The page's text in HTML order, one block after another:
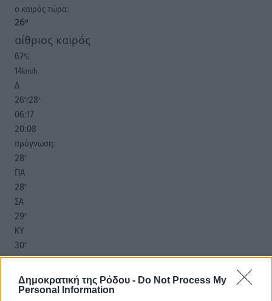
Δημοκρατική της Ρόδου - Do Not Process My
Personal Information
o καιρός τώρα:
26°
αίθριος καιρός
67%
14km/h
Δ
26°/28°
06:17
20:08
πρόγνωση:
28°
ΠΑ
28°
ΣΑ
29°
ΚΥ
30°
ΔΕ